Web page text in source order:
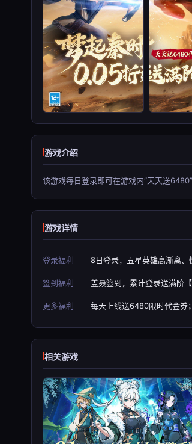
游戏介绍
该游戏每日登录即可在游戏内“天天送
游戏详情
登录福利 8日登录，五星英雄高渐离、
签到福利 盖聂签到，累计登录送满阶
更多福利 每天上线送6480限时代金券
相关游戏